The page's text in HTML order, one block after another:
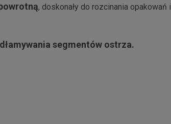
, doskonały do rozcinania
segmentów ostrza.